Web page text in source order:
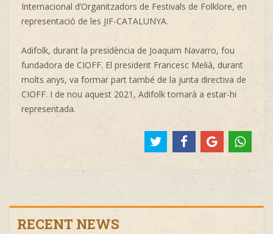
Internacional d’Organitzadors de Festivals de Folklore, en
representació de les JIF-CATALUNYA.
Adifolk, durant la presidència de Joaquim Navarro, fou
fundadora de CIOFF. El president Francesc Melià, durant
molts anys, va formar part també de la junta directiva de
CIOFF. I de nou aquest 2021, Adifolk tornarà a estar-hi
representada.
RECENT NEWS